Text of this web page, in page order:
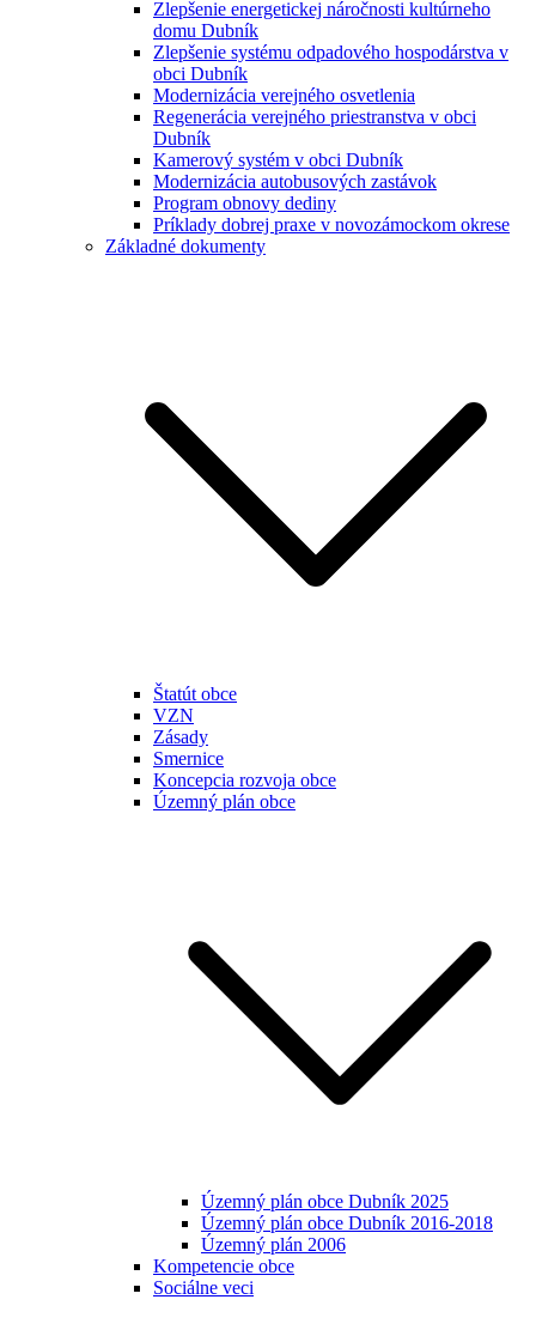
Zlepšenie energetickej náročnosti kultúrneho
domu Dubník
Zlepšenie systému odpadového hospodárstva v
obci Dubník
Modernizácia verejného osvetlenia
Regenerácia verejného priestranstva v obci
Dubník
Kamerový systém v obci Dubník
Modernizácia autobusových zastávok
Program obnovy dediny
Príklady dobrej praxe v novozámockom okrese
Základné dokumenty
Štatút obce
VZN
Zásady
Smernice
Koncepcia rozvoja obce
Územný plán obce
Územný plán obce Dubník 2025
Územný plán obce Dubník 2016-2018
Územný plán 2006
Kompetencie obce
Sociálne veci